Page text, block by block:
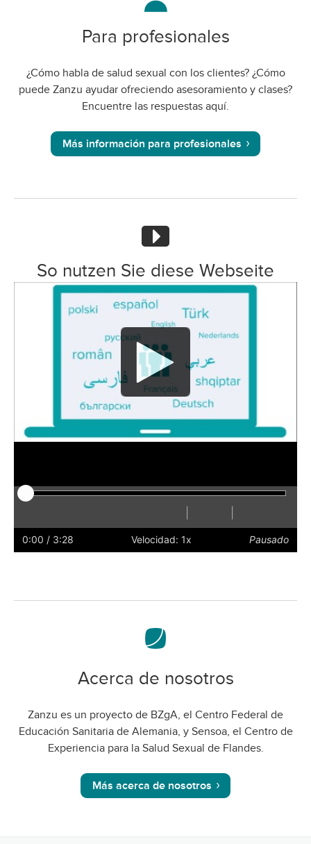
Para profesionales
¿Cómo habla de salud sexual con los clientes? ¿Cómo
puede Zanzu ayudar ofreciendo asesoramiento y clases?
Encuentre las respuestas aquí.
Más información para profesionales
So nutzen Sie diese Webseite
Ocultar
subtítulos
RápidoLento
a
pantalla
0:00 / 3:28 Velocidad: 1x Pausado
Acerca de nosotros
Zanzu es un proyecto de BZgA, el Centro Federal de
Educación Sanitaria de Alemania, y Sensoa, el Centro de
Experiencia para la Salud Sexual de Flandes.
Más acerca de nosotros